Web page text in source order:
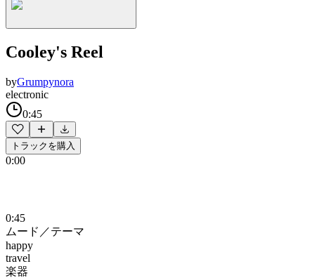
Cooley's Reel
byGrumpynora
electronic
0:45
トラックを購入
0:00
0:45
ムード／テーマ
happy
travel
楽器